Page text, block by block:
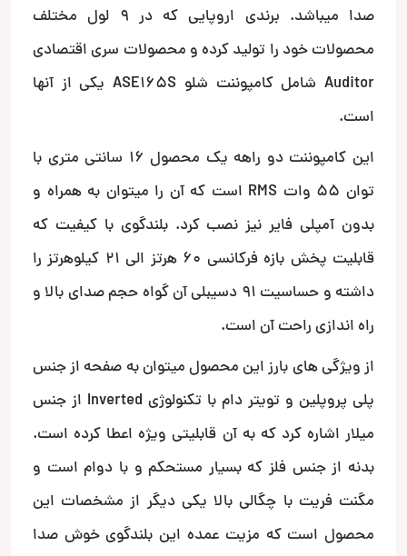
صدا میباشد. برندی اروپایی که در 9 لول مختلف
محصولات خود را تولید کرده و محصولات سری اقتصادی
Auditor شامل کامپوننت شلو ASE165S یکی از آنها
است.
این کامپوننت دو راهه یک محصول 16 سانتی متری با
توان 55 وات RMS است که آن را میتوان به همراه و
بدون آمپلی فایر نیز نصب کرد. بلندگوی با کیفیت که
قابلیت پخش بازه فرکانسی 60 هرتز الی 21 کیلوهرتز را
داشته و حساسیت 91 دسیبلی آن گواه حجم صدای بالا و
راه اندازی راحت آن است.
از ویژگی های بارز این محصول میتوان به صفحه از جنس
پلی پروپلین و تویتر دام با تکنولوژی Inverted از جنس
میلار اشاره کرد که به آن قابلیتی ویژه اعطا کرده است.
بدنه از جنس فلز که بسیار مستحکم و با دوام است و
مگنت فریت با چگالی بالا یکی دیگر از مشخصات این
محصول است که مزیت عمده این بلندگوی خوش صدا